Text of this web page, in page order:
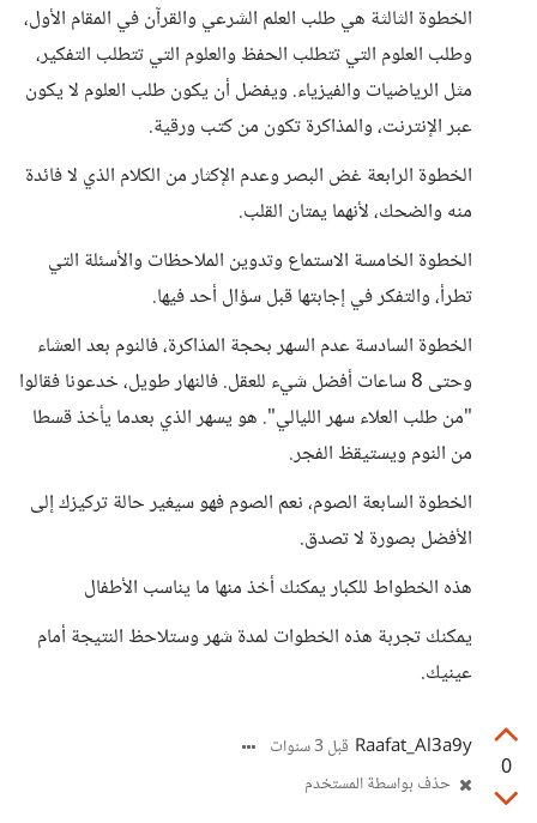
الخطوة الثالثة هي طلب العلم الشرعي والقرآن في المقام الأول،
وطلب العلوم التي تتطلب الحفظ والعلوم التي تتطلب التفكير،
مثل الرياضيات والفيزياء. ويفضل أن يكون طلب العلوم لا يكون
عبر الإنترنت، والمذاكرة تكون من كتب ورقية.
الخطوة الرابعة غض البصر وعدم الإكثار من الكلام الذي لا فائدة
منه والضحك، لأنهما يمتان القلب.
الخطوة الخامسة الاستماع وتدوين الملاحظات والأسئلة التي
تطرأ، والتفكر في إجابتها قبل سؤال أحد فيها.
الخطوة السادسة عدم السهر بحجة المذاكرة، فالنوم بعد العشاء
وحتى 8 ساعات أفضل شيء للعقل. فالنهار طويل، خدعونا فقالوا
"من طلب العلاء سهر الليالي". هو يسهر الذي بعدما يأخذ قسطا
من النوم ويستيقظ الفجر.
الخطوة السابعة الصوم، نعم الصوم فهو سيغير حالة تركيزك إلى
الأفضل بصورة لا تصدق.
هذه الخطواط للكبار يمكنك أخذ منها ما يناسب الأطفال
يمكنك تجربة هذه الخطوات لمدة شهر وستلاحظ النتيجة أمام
عينيك.
0
Raafat_Al3a9y قبل 3 سنوات
حذف بواسطة المستخدم